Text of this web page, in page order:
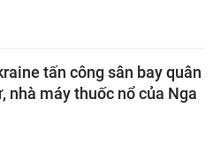
tấn công sân bay quân
nhà máy thuốc nổ của Nga